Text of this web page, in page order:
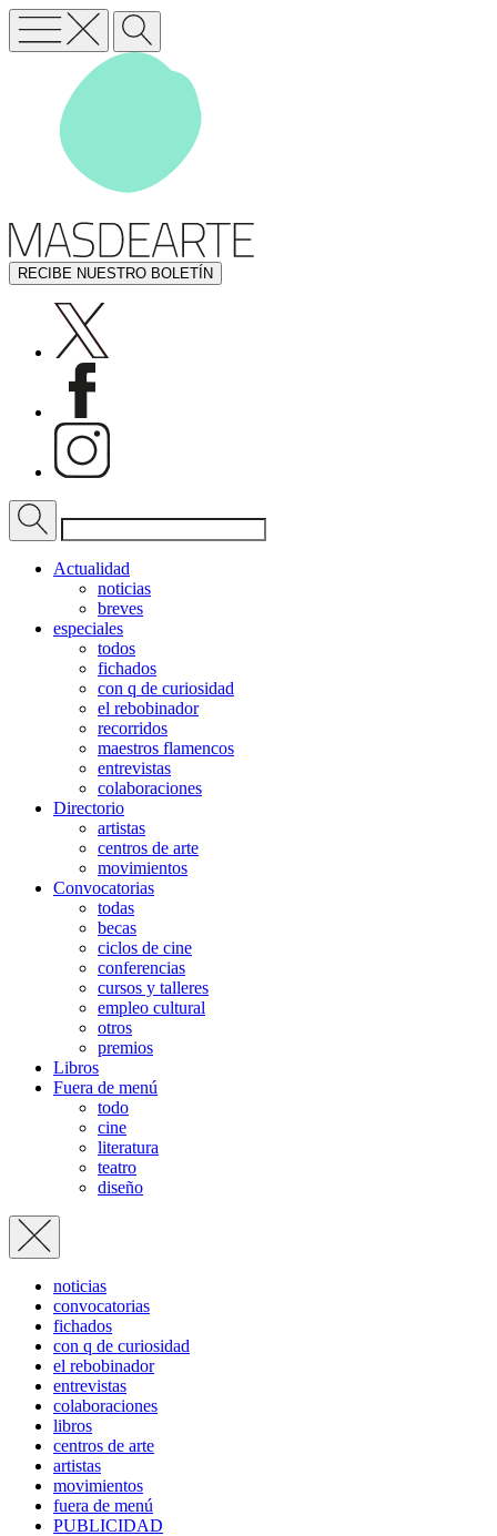
RECIBE NUESTRO BOLETÍN
Actualidad
noticias
breves
especiales
todos
fichados
con q de curiosidad
el rebobinador
recorridos
maestros flamencos
entrevistas
colaboraciones
Directorio
artistas
centros de arte
movimientos
Convocatorias
todas
becas
ciclos de cine
conferencias
cursos y talleres
empleo cultural
otros
premios
Libros
Fuera de menú
todo
cine
literatura
teatro
diseño
noticias
convocatorias
fichados
con q de curiosidad
el rebobinador
entrevistas
colaboraciones
libros
centros de arte
artistas
movimientos
fuera de menú
PUBLICIDAD